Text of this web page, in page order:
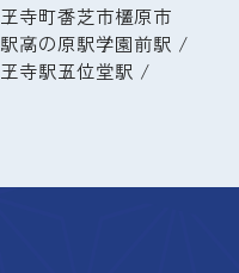
王寺町香芝市橿原市
高の原駅学園前駅
王寺駅五位堂駅